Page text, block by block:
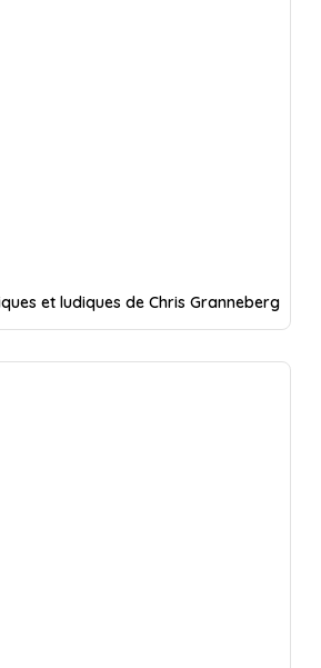
et ludiques de Chris Granneberg